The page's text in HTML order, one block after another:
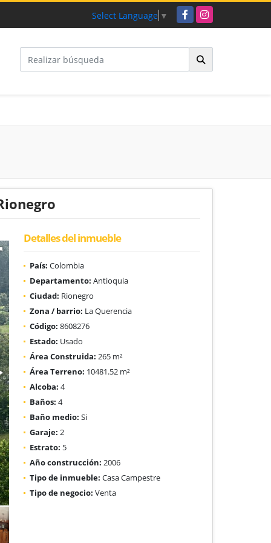
Select Language ▼ FacebookInstagram
Detalles del inmueble
País: Colombia
Departamento: Antioquia
Ciudad: Rionegro
Zona / barrio: La Querencia
Código: 8608276
Estado: Usado
Área Construida: 265 m²
Área Terreno: 10481.52 m²
Alcoba: 4
Baños: 4
Baño medio: Si
Garaje: 2
Estrato: 5
Año construcción: 2006
Tipo de inmueble: Casa Campestre
Tipo de negocio: Venta